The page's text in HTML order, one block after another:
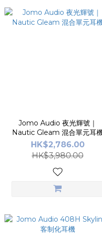
Jomo Audio 夜光輝號｜
Nautic Gleam 混合單元耳
HK$2,786.00
HK$3,980.00